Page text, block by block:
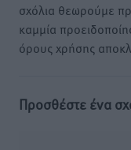
σχόλια θεωρούμε
καμμία
όρους χρήσης
Προσθέστε ένα